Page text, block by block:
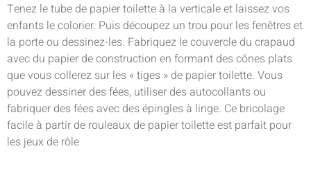
Tenez le tube de papier toilette à la verticale et laissez vos
enfants le colorier. Puis découpez un trou pour les fenêtres et
la porte ou dessinez-les. Fabriquez le couvercle du crapaud
avec du papier de construction en formant des cônes plats
que vous collerez sur les « tiges » de papier toilette. Vous
pouvez dessiner des fées, utiliser des autocollants ou
fabriquer des fées avec des épingles à linge. Ce bricolage
facile à partir de rouleaux de papier toilette est parfait pour
les jeux de rôle